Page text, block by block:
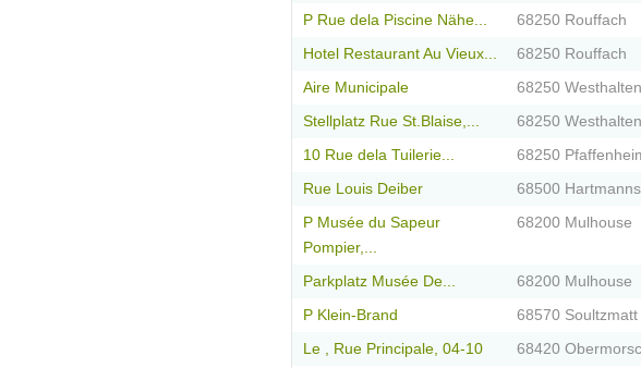
P Rue dela Piscine Nähe... 68250 Rouffach
Hotel Restaurant Au Vieux... 68250 Rouffach
Aire Municipale 68250 Westhalten
Stellplatz Rue St.Blaise,... 68250 Westhalten
10 Rue dela Tuilerie... 68250
Rue Louis Deiber 68500
P Musée du Sapeur
Pompier,...
68200 Mulhouse
Parkplatz Musée De... 68200 Mulhouse
P Klein-Brand 68570 Soultzmatt
Le , Rue Principale, 04-10 68420